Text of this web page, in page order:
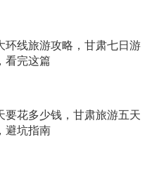
环线旅游攻略，甘肃七日游
看完这篇
要花多少钱，甘肃旅游五天
避坑指南